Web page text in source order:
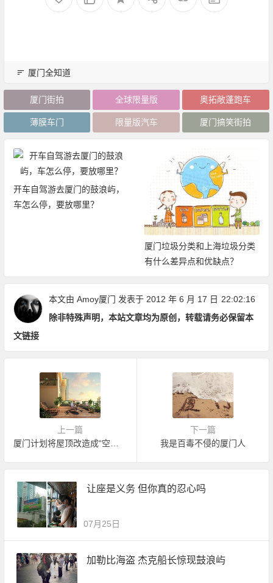
厦门全知道
厦门街拍 全球限量版 奥拓敞蓬跑车
薄膜车门 限量版汽车 厦门搞笑街拍
开车自驾游去厦门的鼓浪屿，
车怎么停，要放哪里？
厦门垃圾分类和上海垃圾分类
有什么差异点和优缺点？
本文由 Amoy厦门 发表于 2012 年 6 月 17 日 22:02:16
除非特殊声明，本站文章均为原创，转载请务必保留本
文链接
上一篇
下一篇
我是百毒不侵的厦门人
让座是义务 但你真的忍心吗
07月25日
加勒比海盗 杰克船长惊现鼓浪屿